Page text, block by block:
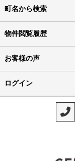
町名から検索
物件閲覧履歴
お客様の声
ログイン